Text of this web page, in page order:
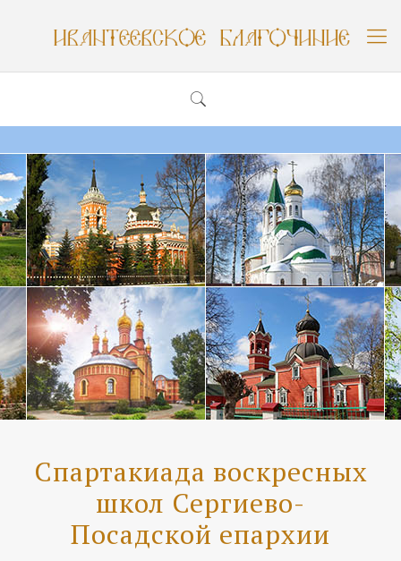
Спартакиада воскресных
школ Сергиево-
Посадской епархии